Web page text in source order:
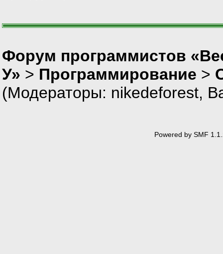
Форум программистов
У» > Программирование >
(Модераторы: nikedeforest,
Powered by SMF